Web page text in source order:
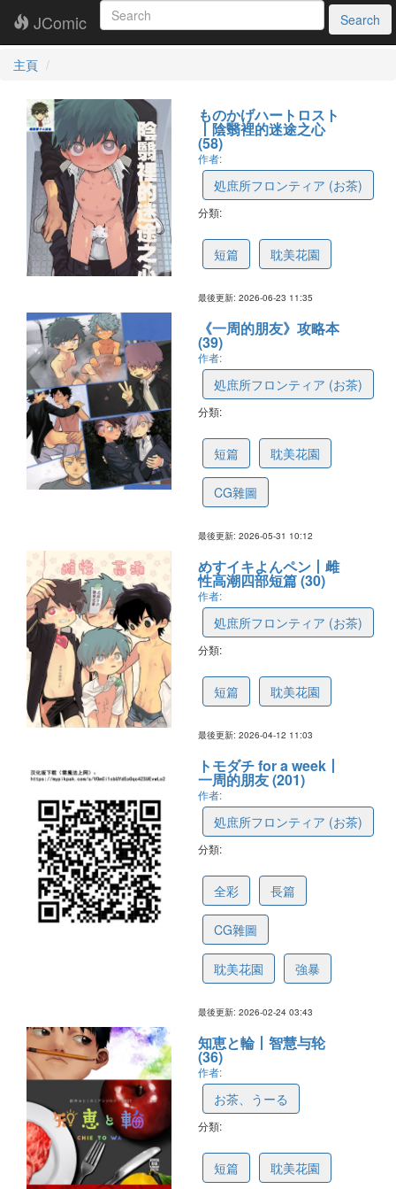
JComic Search
主頁
ものかげハートロスト
丨陰翳裡的迷途之心
(58)
作者:
処庶所フロンティア (お茶)
分類:
短篇 耽美花園
最後更新: 2026-06-23 11:35
《一周的朋友》攻略本
(39)
作者:
処庶所フロンティア (お茶)
分類:
短篇 耽美花園
CG雜圖
最後更新: 2026-05-31 10:12
めすイキよんペン丨雌
性高潮四部短篇 (30)
作者:
処庶所フロンティア (お茶)
分類:
短篇 耽美花園
最後更新: 2026-04-12 11:03
トモダチ for a week丨
一周的朋友 (201)
作者:
処庶所フロンティア (お茶)
分類:
全彩 長篇
CG雜圖
耽美花園 強暴
最後更新: 2026-02-24 03:43
知恵と輪丨智慧与轮
(36)
作者:
お茶、うーる
分類:
短篇 耽美花園